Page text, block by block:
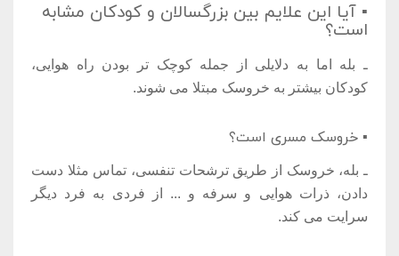
▪ آیا این علایم بین بزرگسالان و کودکان مشابه
است؟
ـ بله اما به دلایلی از جمله کوچک تر بودن راه هوایی،
کودکان بیشتر به خروسک مبتلا می شوند.
▪ خروسک مسری است؟
ـ بله، خروسک از طریق ترشحات تنفسی، تماس مثلا دست
دادن، ذرات هوایی و سرفه و ... از فردی به فرد دیگر
سرایت می کند.